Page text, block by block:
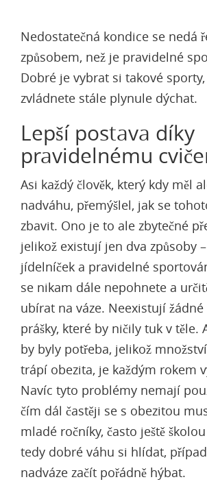
Nedostatečná kondice se nedá
způsobem, než je pravidelné
Dobré je vybrat si takové
zvládnete stále plynule dýchat.
Lepší postava díky
pravidelnému
Asi každý člověk, který kdy měl
nadváhu, přemýšlel, jak se
zbavit. Ono je to ale zbytečné
jelikož existují jen dva způsoby
jídelníček a pravidelné
se nikam dále nepohnete a
ubírat na váze. Neexistují žádné
prášky, které by ničily tuk v těle.
by byly potřeba, jelikož
trápí obezita, je každým rokem
Navíc tyto problémy nemají
čím dál častěji se s obezitou
mladé ročníky, často ještě
tedy dobré váhu si hlídat,
nadváze začít pořádně hýbat.